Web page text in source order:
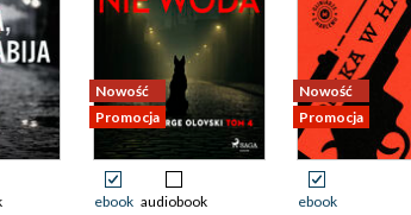
Nowość
Promocja
ebook audiobook
Nowość
Promocja
ebook